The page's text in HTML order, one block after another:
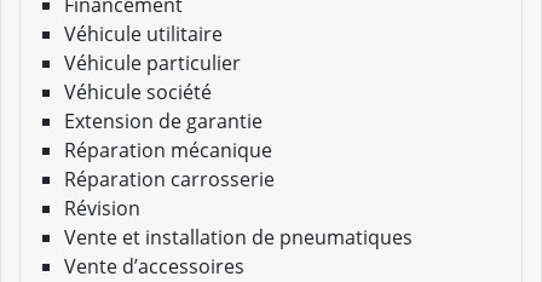
Véhicule utilitaire
Véhicule particulier
Véhicule société
Extension de garantie
Réparation mécanique
Réparation carrosserie
Révision
Vente et installation de pneumatiques
Vente d’accessoires